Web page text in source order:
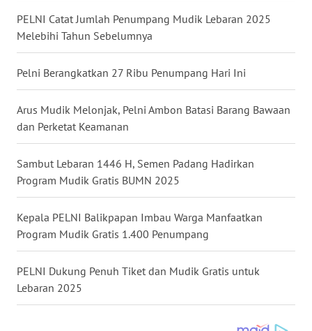
PELNI Catat Jumlah Penumpang Mudik Lebaran 2025
Melebihi Tahun Sebelumnya
Pelni Berangkatkan 27 Ribu Penumpang Hari Ini
Arus Mudik Melonjak, Pelni Ambon Batasi Barang Bawaan
dan Perketat Keamanan
Sambut Lebaran 1446 H, Semen Padang Hadirkan
Program Mudik Gratis BUMN 2025
Kepala PELNI Balikpapan Imbau Warga Manfaatkan
Program Mudik Gratis 1.400 Penumpang
PELNI Dukung Penuh Tiket dan Mudik Gratis untuk
Lebaran 2025
JOGJA
JATIM
WN
BALI
WN
KALBAR
WN